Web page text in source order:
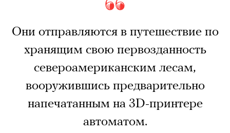
Они отправляются в путешествие по
хранящим свою первозданность
североамериканским лесам,
вооружившись предварительно
напечатанным на 3D-принтере
автоматом.